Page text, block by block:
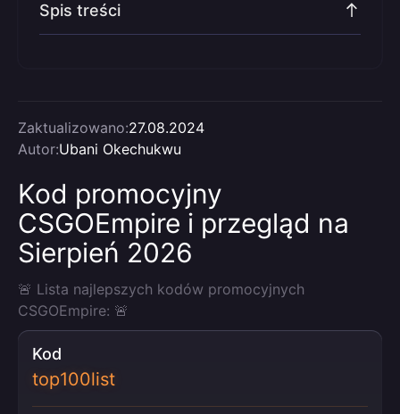
Zaktualizowano:27.08.2024
Autor:Ubani Okechukwu
Kod promocyjny
CSGOEmpire i przegląd na
Sierpień 2026
🚨 Lista najlepszych kodów promocyjnych
CSGOEmpire: 🚨
Kod
top100list
Spis treści